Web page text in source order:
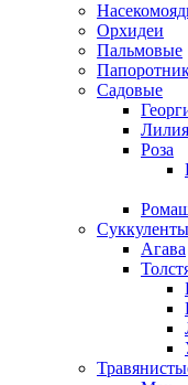
Орхидеи
Пальмовые
Садовые
Лилия
Роза
Суккуленты
Агава